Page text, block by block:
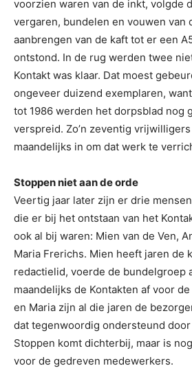
voorzien waren van de inkt, volgde
vergaren, bundelen en vouwen van
aanbrengen van de kaft tot er een
ontstond. In de rug werden twee
Kontakt was klaar. Dat moest
ongeveer duizend exemplaren,
tot 1986 werden het dorpsblad nog
verspreid. Zo’n zeventig
maandelijks in om dat werk te
Stoppen niet aan de orde
Veertig jaar later zijn er drie
die er bij het ontstaan van het
ook al bij waren: Mien van de Ven,
Maria Frerichs. Mien heeft jaren de
redactielid, voerde de bundelgroep
maandelijks de Kontakten af voor
en Maria zijn al die jaren de
dat tegenwoordig ondersteund
Stoppen komt dichterbij, maar is
voor de gedreven medewerkers.